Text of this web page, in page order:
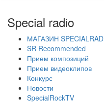
Special radio
МАГАЗИН
SR Recommended
Прием композиций
Прием видеоклипов
Конкурс
Новости
SpecialRockTV